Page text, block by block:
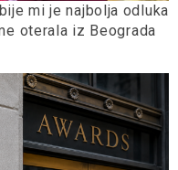
mi je najbolja odluka
oterala iz Beograda